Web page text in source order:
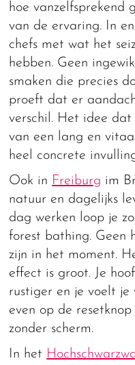
hoe vanzelfsprekend
van de ervaring. In
chefs met wat het
hebben. Geen
smaken die precies
proeft dat er
verschil. Het idee
van een lang en
heel concrete
Ook in Freiburg im
natuur en dagelijks
dag werken loop je
forest bathing. Geen
zijn in het moment.
effect is groot. Je
rustiger en je voelt je
even op de
zonder scherm.
In het